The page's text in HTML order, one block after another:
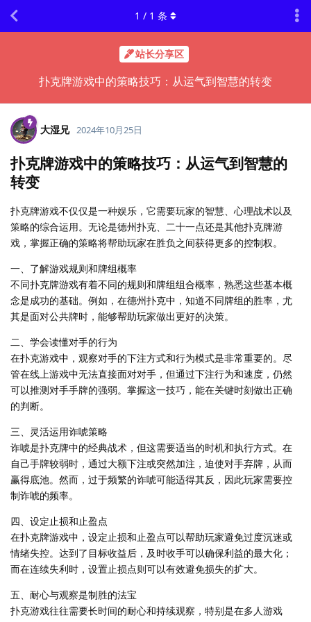
站长分享区
扑克牌游戏中的策略技巧：从运气到智慧的转变
1 / 1 条
大湿兄 2024年10月25日
扑克牌游戏中的策略技巧：从运气到智慧的
转变
扑克牌游戏不仅仅是一种娱乐，它需要玩家的智慧、心理战术以及
策略的综合运用。无论是德州扑克、二十一点还是其他扑克牌游
戏，掌握正确的策略将帮助玩家在胜负之间获得更多的控制权。
一、了解游戏规则和牌组概率
不同扑克牌游戏有着不同的规则和牌组组合概率，熟悉这些基本概
念是成功的基础。例如，在德州扑克中，知道不同牌组的胜率，尤
其是面对公共牌时，能够帮助玩家做出更好的决策。
二、学会读懂对手的行为
在扑克游戏中，观察对手的下注方式和行为模式是非常重要的。尽
管在线上游戏中无法直接面对对手，但通过下注行为和速度，仍然
可以推测对手手牌的强弱。掌握这一技巧，能在关键时刻做出正确
的判断。
三、灵活运用诈唬策略
诈唬是扑克牌中的经典战术，但这需要适当的时机和执行方式。在
自己手牌较弱时，通过大额下注或突然加注，迫使对手弃牌，从而
赢得底池。然而，过于频繁的诈唬可能适得其反，因此玩家需要控
制诈唬的频率。
四、设定止损和止盈点
在扑克牌游戏中，设定止损和止盈点可以帮助玩家避免过度沉迷或
情绪失控。达到了目标收益后，及时收手可以确保利益的最大化；
而在连续失利时，设置止损点则可以有效避免损失的扩大。
五、耐心与观察是制胜的法宝
扑克游戏往往需要长时间的耐心和持续观察，特别是在多人游戏